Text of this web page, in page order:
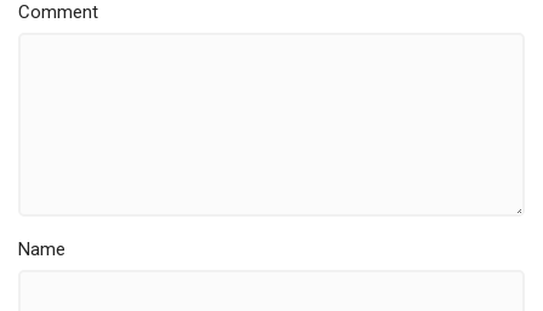
Comment
Name